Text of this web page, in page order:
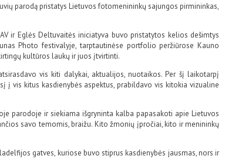
parodą pristatys Lietuvos fotomenininkų sajungos pirmininkas,
ir Eglės Deltuvaitės iniciatyva buvo pristatytos kelios dešimtys
Photo festivalyje, tarptautinėse portfolio peržiūrose Kauno
kultūros laukų ir juos įtvirtinti.
vis kiti dalykai, aktualijos, nuotaikos. Per šį laikotarpį
vis kitus kasdienybės aspektus, prabildavo vis kitokia vizualine
parodoje ir siekiama išgryninta kalba papasakoti apie Lietuvos
savo temomis, braižu. Kito žmonių įpročiai, kito ir menininkų
gatves, kuriose buvo stiprus kasdienybės jausmas, nors ir